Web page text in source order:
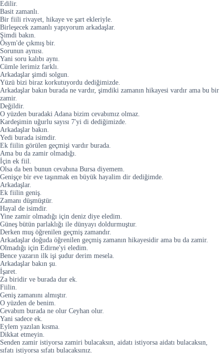
Edilir.
Basit zamanlı.
Bir fiili rivayet, hikaye ve şart ekleriyle.
Birleşecek zamanlı yapıyorum arkadaşlar.
Şimdi bakın.
Ösym'de çıkmış bir.
Sorunun aynısı.
Yani soru kalıbı aynı.
Cümle lerimiz farklı.
Arkadaşlar şimdi solgun.
Yüzü bizi biraz korkutuyordu dediğimizde.
Arkadaşlar bakın burada ne vardır, şimdiki zamanın hikayesi vardır ama bu bir
zamir.
Değildir.
O yüzden buradaki Adana bizim cevabımız olmaz.
Kardeşimin uğurlu sayısı 7'yi di dediğimizde.
Arkadaşlar bakın.
Yedi burada isimdir.
Ek fiilin görülen geçmişi vardır burada.
Ama bu da zamir olmadığı.
İçin ek fiil.
Olsa da ben bunun cevabına Bursa diyemem.
Genişçe bir eve taşınmak en büyük hayalim dir dediğimde.
Arkadaşlar.
Ek fiilin geniş.
Zamanı düşmüştür.
Hayal de isimdir.
Yine zamir olmadığı için deniz diye eledim.
Güneş bütün parlaklığı ile dünyayı doldurmuştur.
Derken muş öğrenilen geçmiş zamandır.
Arkadaşlar doğuda öğrenilen geçmiş zamanın hikayesidir ama bu da zamir.
Olmadığı için Edirne'yi eledim.
Bence yazarın ilk işi şudur derim mesela.
Arkadaşlar bakın şu.
İşaret.
Za biridir ve burada dur ek.
Fiilin.
Geniş zamanını almıştır.
O yüzden de benim.
Cevabım burada ne olur Ceyhan olur.
Yani sadece ek.
Eylem yazılan kısma.
Dikkat etmeyin.
Senden zamir istiyorsa zamiri bulacaksın, aidatı istiyorsa aidatı bulacaksın,
sıfatı istiyorsa sıfatı bulacaksınız.